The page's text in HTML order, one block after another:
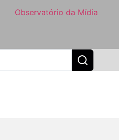
Observatório da Mídia